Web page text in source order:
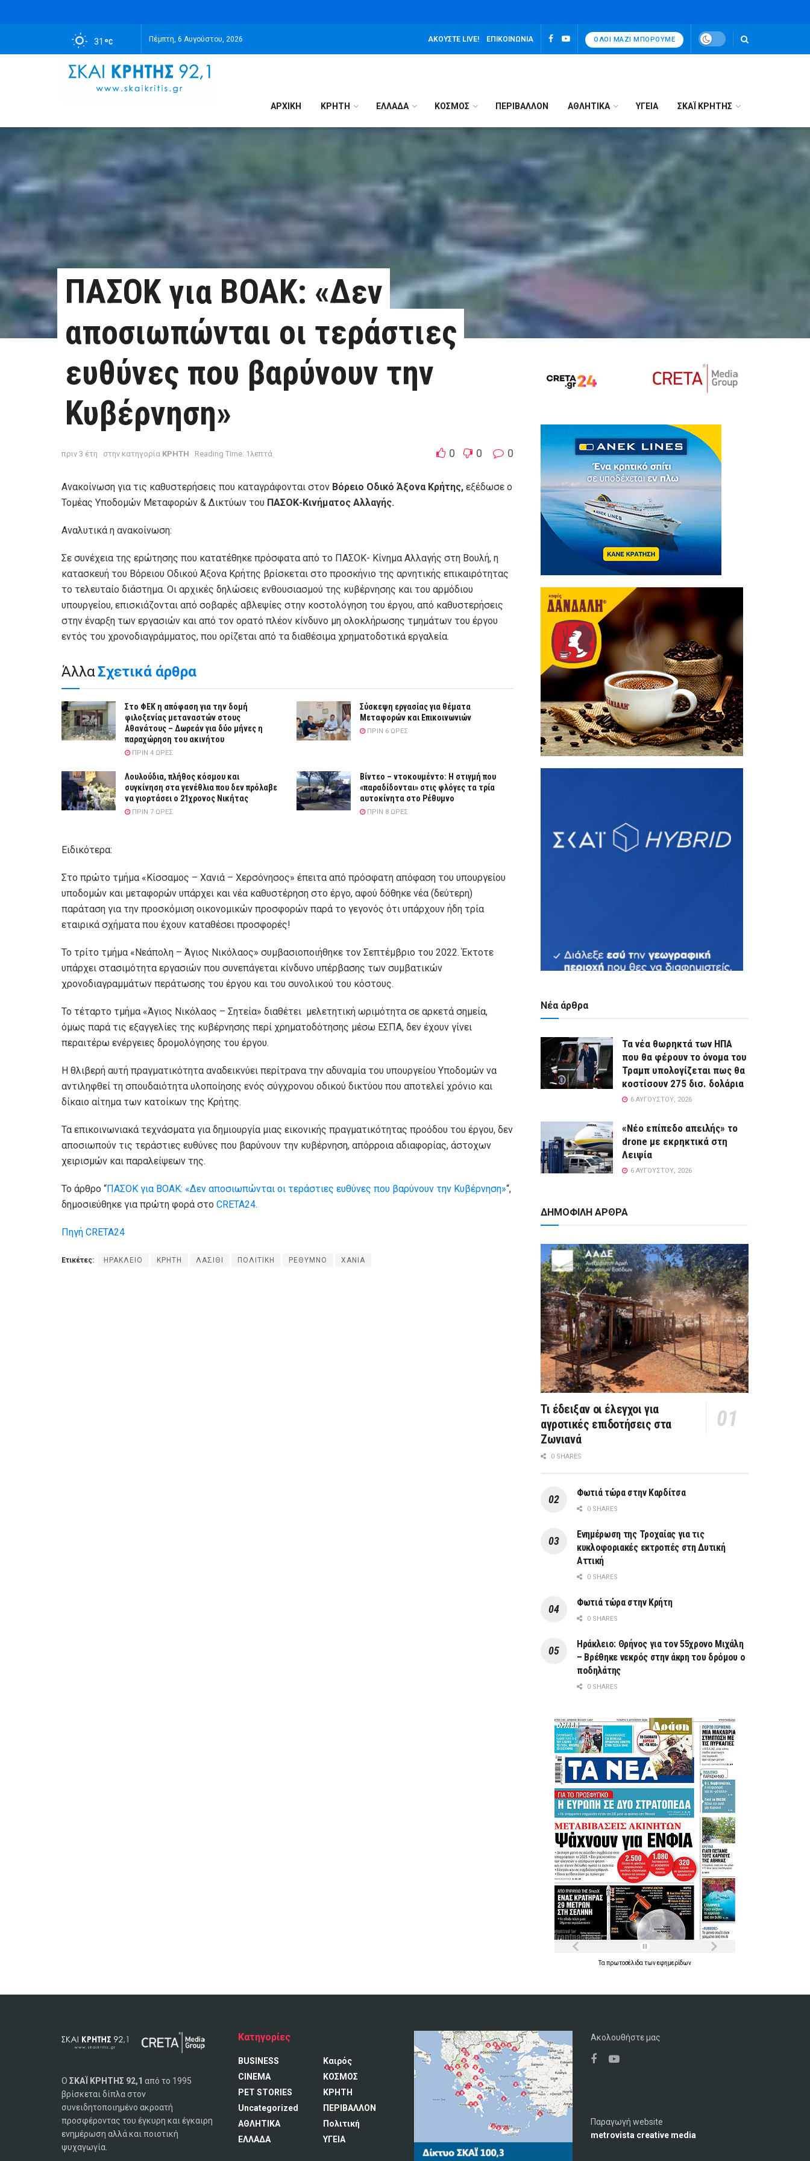
31 Πέμπτη, 6 Αυγούστου, 2026 ΑΚΟΎΣΤΕ LIVE! ΕΠΙΚΟΙΝΩΝΊΑ ΌΛΟΙ ΜΑΖΊ ΜΠΟΡΟΎΜΕ
ΑΡΧΙΚΉ ΚΡΗΤΗ ΕΛΛΑΔΑ ΚΟΣΜΟΣ ΠΕΡΙΒΑΛΛΟΝ ΑΘΛΗΤΙΚΑ ΥΓΕΙΑ ΣΚΑΪ ΚΡΗΤΗΣ
ΠΑΣΟΚ για ΒΟΑΚ: «Δεν
αποσιωπώνται οι τεράστιες
ευθύνες που βαρύνουν την
Κυβέρνηση»
πριν 3 έτη στην κατηγορία ΚΡΗΤΗ Reading Time: 1λεπτά 0 0 0
Ανακοίνωση για τις καθυστερήσεις που καταγράφονται στον Βόρειο Οδικό Άξονα Κρήτης, εξέδωσε ο
Τομέας Υποδομών Μεταφορών & Δικτύων του ΠΑΣΟΚ-Κινήματος Αλλαγής.
Αναλυτικά η ανακοίνωση:
Σε συνέχεια της ερώτησης που κατατέθηκε πρόσφατα από το ΠΑΣΟΚ- Κίνημα Αλλαγής στη Βουλή, η
κατασκευή του Βόρειου Οδικού Άξονα Κρήτης βρίσκεται στο προσκήνιο της αρνητικής επικαιρότητας
το τελευταίο διάστημα. Οι αρχικές δηλώσεις ενθουσιασμού της κυβέρνησης και του αρμόδιου
υπουργείου, επισκιάζονται από σοβαρές αβλεψίες στην κοστολόγηση του έργου, από καθυστερήσεις
στην έναρξη των εργασιών και από τον ορατό πλέον κίνδυνο μη ολοκλήρωσης τμημάτων του έργου
εντός του χρονοδιαγράμματος, που ορίζεται από τα διαθέσιμα χρηματοδοτικά εργαλεία.
ΆλλαΣχετικά άρθρα
Στο ΦΕΚ η απόφαση για την δομή
φιλοξενίας μεταναστών στους
Αθανάτους – Δωρεάν για δύο μήνες η
παραχώρηση του ακινήτου
ΠΡΙΝ 4 ΏΡΕΣ
Σύσκεψη εργασίας για θέματα
Μεταφορών και Επικοινωνιών
ΠΡΙΝ 6 ΏΡΕΣ
Λουλούδια, πλήθος κόσμου και
συγκίνηση στα γενέθλια που δεν πρόλαβε
να γιορτάσει ο 21χρονος Νικήτας
ΠΡΙΝ 7 ΏΡΕΣ
Βίντεο – ντοκουμέντο: Η στιγμή που
«παραδίδονται» στις φλόγες τα τρία
αυτοκίνητα στο Ρέθυμνο
ΠΡΙΝ 8 ΏΡΕΣ
Ειδικότερα:
Στο πρώτο τμήμα «Κίσσαμος – Χανιά – Χερσόνησος» έπειτα από πρόσφατη απόφαση του υπουργείου
υποδομών και μεταφορών υπάρχει και νέα καθυστέρηση στο έργο, αφού δόθηκε νέα (δεύτερη)
παράταση για την προσκόμιση οικονομικών προσφορών παρά το γεγονός ότι υπάρχουν ήδη τρία
εταιρικά σχήματα που έχουν καταθέσει προσφορές!
Το τρίτο τμήμα «Νεάπολη – Άγιος Νικόλαος» συμβασιοποιήθηκε τον Σεπτέμβριο του 2022. Έκτοτε
υπάρχει στασιμότητα εργασιών που συνεπάγεται κίνδυνο υπέρβασης των συμβατικών
χρονοδιαγραμμάτων περάτωσης του έργου και του συνολικού του κόστους.
Το τέταρτο τμήμα «Άγιος Νικόλαος – Σητεία» διαθέτει μελετητική ωριμότητα σε αρκετά σημεία,
όμως παρά τις εξαγγελίες της κυβέρνησης περί χρηματοδότησης μέσω ΕΣΠΑ, δεν έχουν γίνει
περαιτέρω ενέργειες δρομολόγησης του έργου.
Η θλιβερή αυτή πραγματικότητα αναδεικνύει περίτρανα την αδυναμία του υπουργείου Υποδομών να
αντιληφθεί τη σπουδαιότητα υλοποίησης ενός σύγχρονου οδικού δικτύου που αποτελεί χρόνιο και
δίκαιο αίτημα των κατοίκων της Κρήτης.
Τα επικοινωνιακά τεχνάσματα για δημιουργία μιας εικονικής πραγματικότητας προόδου του έργου, δεν
αποσιωπούν τις τεράστιες ευθύνες που βαρύνουν την κυβέρνηση, απόρροια αδιαφορίας, άστοχων
χειρισμών και παραλείψεων της.
Το άρθρο “ΠΑΣΟΚ για ΒΟΑΚ: «Δεν αποσιωπώνται οι τεράστιες ευθύνες που βαρύνουν την Κυβέρνηση»“,
δημοσιεύθηκε για πρώτη φορά στο CRETA24.
Πηγή CRETA24
Ετικέτες: ΗΡΑΚΛΕΙΟ ΚΡΗΤΗ ΛΑΣΙΘΙ ΠΟΛΙΤΙΚΗ ΡΕΘΥΜΝΟ ΧΑΝΙΑ
Νέα άρθρα
Τα νέα θωρηκτά των ΗΠΑ
που θα φέρουν το όνομα του
Τραμπ υπολογίζεται πως θα
κοστίσουν 275 δισ. δολάρια
6 ΑΥΓΟΎΣΤΟΥ, 2026
«Νέο επίπεδο απειλής» το
drone με εκρηκτικά στη
Λειψία
6 ΑΥΓΟΎΣΤΟΥ, 2026
ΔΗΜΟΦΙΛΗ ΑΡΘΡΑ
Τι έδειξαν οι έλεγχοι για
αγροτικές επιδοτήσεις στα
Ζωνιανά
0 SHARES
Φωτιά τώρα στην Καρδίτσα
0 SHARES
Ενημέρωση της Τροχαίας για τις
κυκλοφοριακές εκτροπές στη Δυτική
Αττική
0 SHARES
Φωτιά τώρα στην Κρήτη
0 SHARES
Ηράκλειο: Θρήνος για τον 55χρονο Μιχάλη
– Βρέθηκε νεκρός στην άκρη του δρόμου ο
ποδηλάτης
0 SHARES
Τα πρωτοσέλιδα τωνεφημερίδων
Ο ΣΚΑΪ ΚΡΗΤΗΣ 92,1 από το 1995
βρίσκεται δίπλα στον
συνειδητοποιημένο ακροατή
προσφέροντας του έγκυρη και έγκαιρη
ενημέρωση αλλά και ποιοτική
ψυχαγωγία.
Κατηγορίες
BUSINESS
CINEMA
PET STORIES
Uncategorized
ΑΘΛΗΤΙΚΑ
ΕΛΛΑΔΑ
Καιρός
ΚΟΣΜΟΣ
ΚΡΗΤΗ
ΠΕΡΙΒΑΛΛΟΝ
Πολιτική
ΥΓΕΙΑ
Ακολουθήστε μας
Παραγωγή website
metrovista creative media